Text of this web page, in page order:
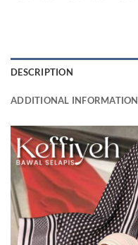
DESCRIPTION
ADDITIONAL INFORMATION